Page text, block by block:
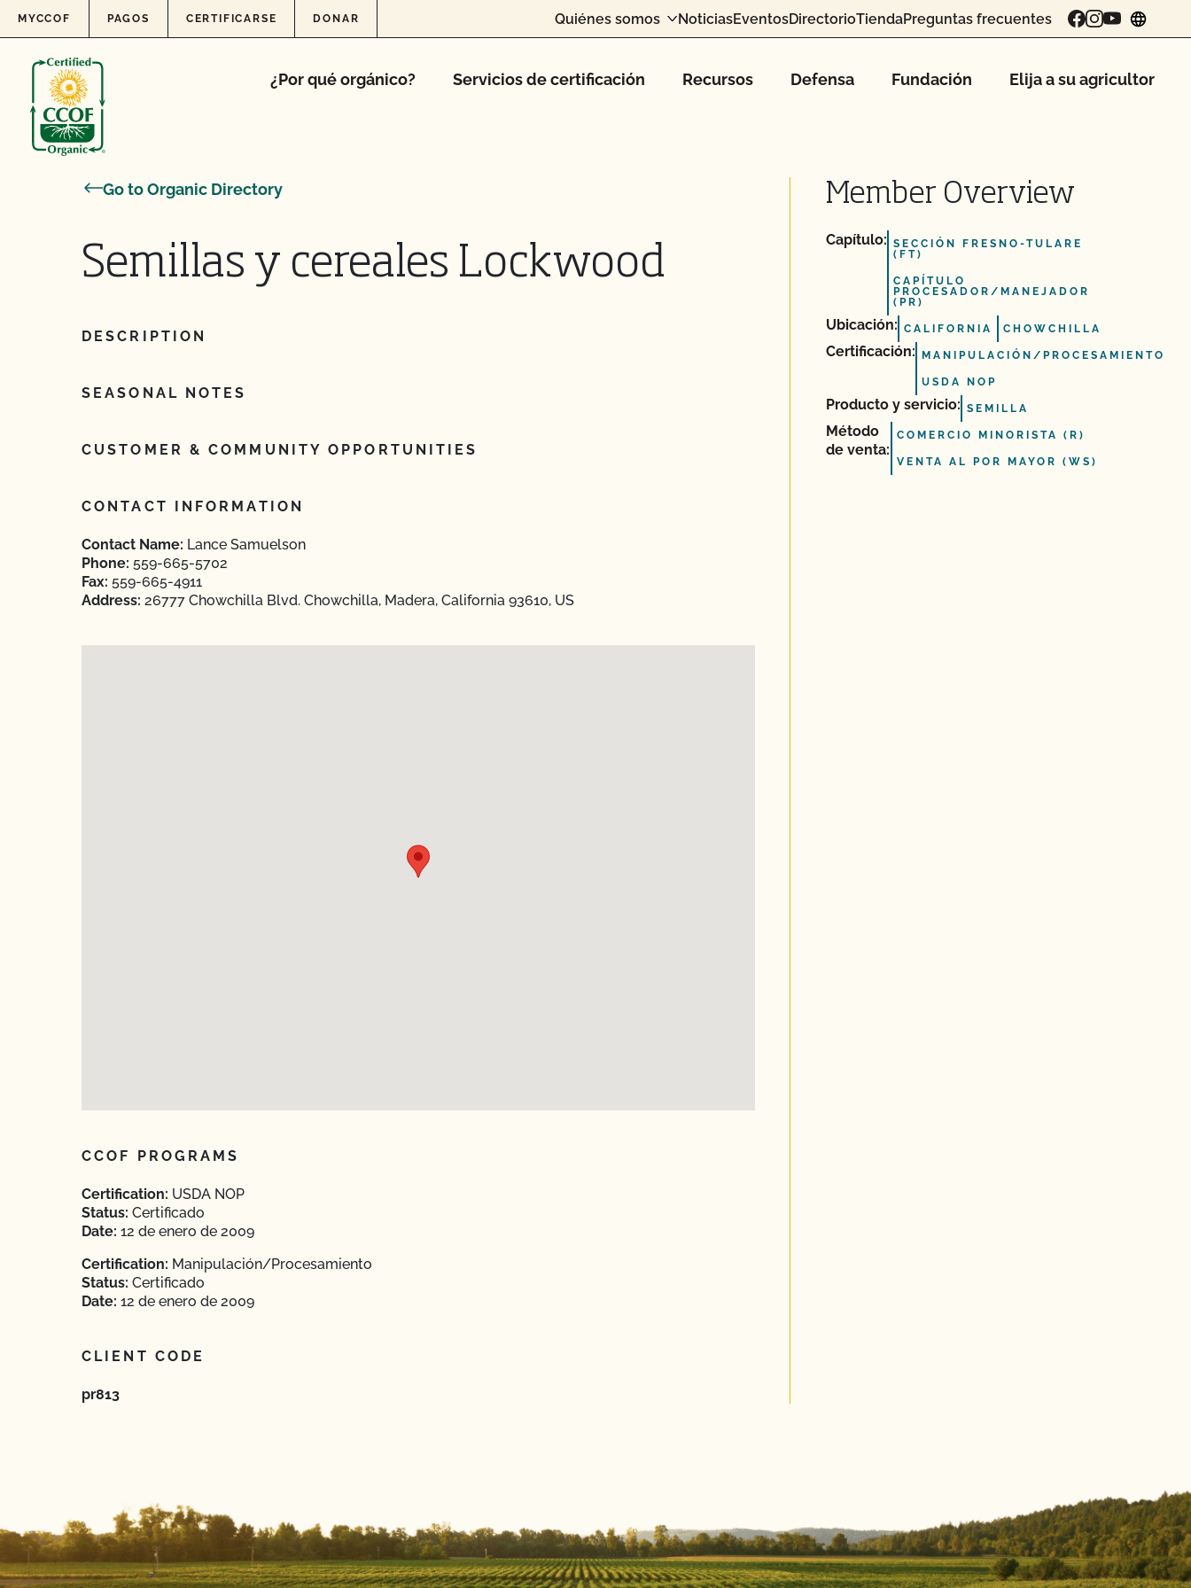
Skip to content
MYCCOF PAGOS CERTIFICARSE DONAR Quiénes somos NoticiasEventosDirectorioTiendaPreguntas frecuentes
¿Por qué orgánico? Servicios de certificación Recursos Defensa Fundación Elija a su agricultor
Go to Organic Directory
Semillas y cereales Lockwood
DESCRIPTION
SEASONAL NOTES
CUSTOMER & COMMUNITY OPPORTUNITIES
CONTACT INFORMATION
Contact Name: Lance Samuelson
Phone: 559-665-5702
Fax: 559-665-4911
Address: 26777 Chowchilla Blvd. Chowchilla, Madera, California 93610, US
CCOF PROGRAMS
Certification: USDA NOP
Status: Certificado
Date: 12 de enero de 2009
Certification: Manipulación/Procesamiento
Status: Certificado
Date: 12 de enero de 2009
CLIENT CODE
pr813
Member Overview
Capítulo: SECCIÓN FRESNO-TULARE
(FT)
CAPÍTULO
PROCESADOR/MANEJADOR
(PR)
Ubicación: CALIFORNIA CHOWCHILLA
Certificación: MANIPULACIÓN/PROCESAMIENTO
USDA NOP
Producto y servicio: SEMILLA
Método
de venta:
COMERCIO MINORISTA (R)
VENTA AL POR MAYOR (WS)